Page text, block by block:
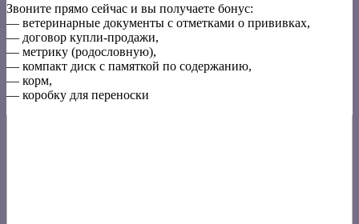
Звоните прямо сейчас и вы получаете бонус:
— ветеринарные документы с отметками о прививках,
— договор купли-продажи,
— метрику (родословную),
— компакт диск с памяткой по содержанию,
— корм,
— коробку для переноски